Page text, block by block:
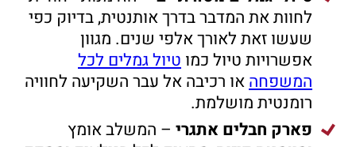
לחוות את המדבר בדרך אותנטית, בדיוק כפי
שעשו זאת לאורך אלפי שנים. מגוון
אפשרויות טיול כמו טיול גמלים לכל
המשפחהאו רכיבה אל עבר השקיעה לחוויה
רומנטית מושלמת.
פארק חבלים אתגרי– המשלב אומץ